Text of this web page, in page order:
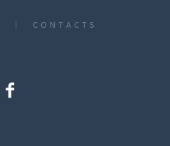
CONTACTS